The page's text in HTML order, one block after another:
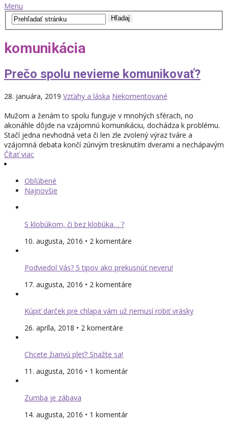
Menu
komunikácia
Prečo spolu nevieme komunikovať?
28. januára, 2019 Vzťahy a láska Nekomentované
Mužom a ženám to spolu funguje v mnohých sférach, no
akonáhle dôjde na vzájomnú komunikáciu, dochádza k problému.
Stačí jedna nevhodná veta či len zle zvolený výraz tváre a
vzájomná debata končí zúrivým tresknutím dverami a nechápavým
Čítať viac
Obľúbené
Najnovšie
S klobúkom, či bez klobúka… ?
10. augusta, 2016 • 2 komentáre
Podviedol Vás? 5 tipov ako prekusnúť neveru!
17. augusta, 2016 • 2 komentáre
Kúpiť darček pre chlapa vám už nemusí robiť vrásky
26. apríla, 2018 • 2 komentáre
Chcete žiarivú pleť? Snažte sa!
11. augusta, 2016 • 1 komentár
Zumba je zábava
14. augusta, 2016 • 1 komentár